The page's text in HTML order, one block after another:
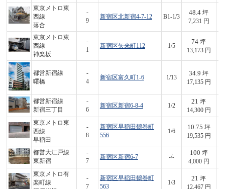
東京メトロ東
西線
落合
-
9
新宿区北新宿4-7-12 B1-1/3
48.4 坪
7,231 円
東京メトロ東
西線
神楽坂
-
1
新宿区矢来町112 1/5
74 坪
13,173 円
都営新宿線
曙橋
-
4
新宿区富久町1-6 1/13
34.9 坪
17,135 円
都営新宿線
新宿三丁目
-
6
新宿区新宿6-8-4 1/2
21 坪
14,300 円
東京メトロ東
西線
早稲田
-
8
新宿区早稲田鶴巻町
556
1/6
10.75 坪
19,535 円
都営大江戸線
東新宿
-
7
新宿区新宿6-7 -/-
100 坪
4,000 円
東京メトロ有
楽町線
-
7
新宿区早稲田鶴巻町
563
1/3
21 坪
12,467 円